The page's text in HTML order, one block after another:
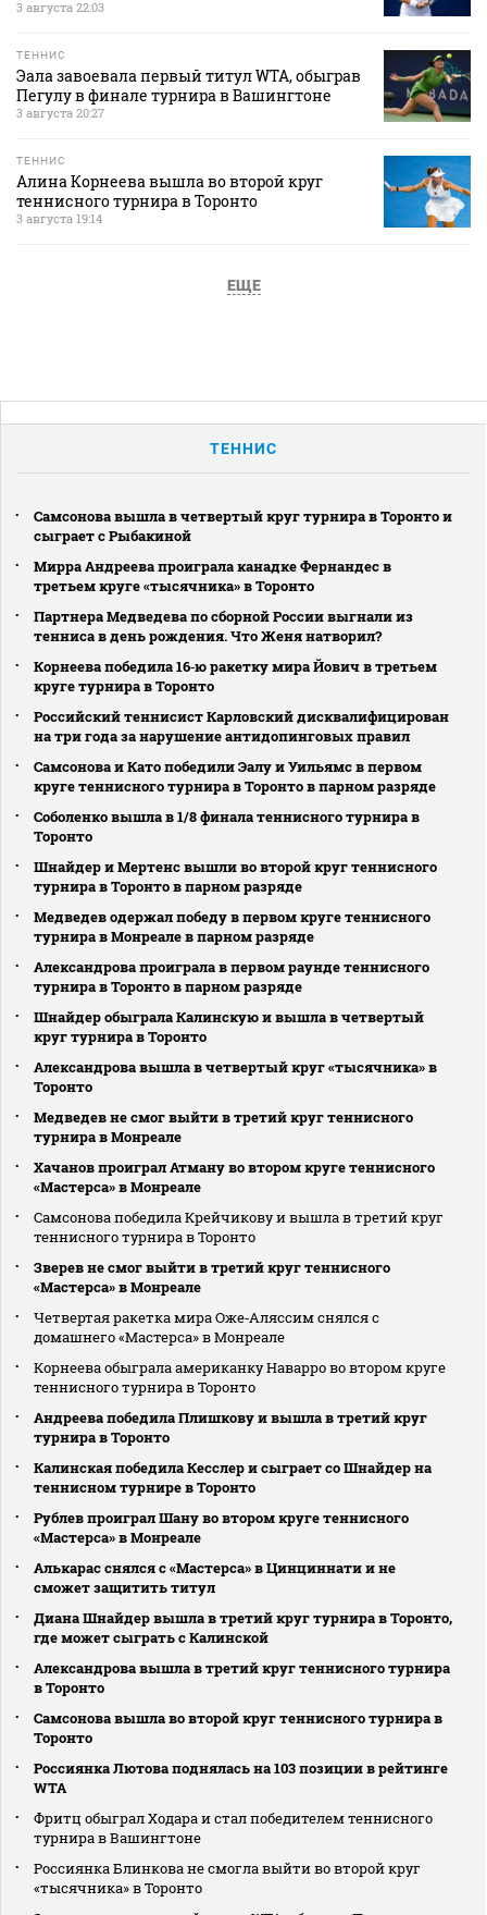
3 августа 22:03
ТЕННИС
Эала завоевала первый титул WTA, обыграв
Пегулу в финале турнира в Вашингтоне
3 августа 20:27
ТЕННИС
Алина Корнеева вышла во второй круг
теннисного турнира в Торонто
3 августа 19:14
ЕЩЕ
ТЕННИС
Самсонова вышла в четвертый круг турнира в Торонто и
сыграет с Рыбакиной
Мирра Андреева проиграла канадке Фернандес в
третьем круге «тысячника» в Торонто
Партнера Медведева по сборной России выгнали из
тенниса в день рождения. Что Женя натворил?
Корнеева победила 16‑ю ракетку мира Йович в третьем
круге турнира в Торонто
Российский теннисист Карловский дисквалифицирован
на три года за нарушение антидопинговых правил
Самсонова и Като победили Эалу и Уильямс в первом
круге теннисного турнира в Торонто в парном разряде
Соболенко вышла в 1/8 финала теннисного турнира в
Торонто
Шнайдер и Мертенс вышли во второй круг теннисного
турнира в Торонто в парном разряде
Медведев одержал победу в первом круге теннисного
турнира в Монреале в парном разряде
Александрова проиграла в первом раунде теннисного
турнира в Торонто в парном разряде
Шнайдер обыграла Калинскую и вышла в четвертый
круг турнира в Торонто
Александрова вышла в четвертый круг «тысячника» в
Торонто
Медведев не смог выйти в третий круг теннисного
турнира в Монреале
Хачанов проиграл Атману во втором круге теннисного
«Мастерса» в Монреале
Самсонова победила Крейчикову и вышла в третий круг
теннисного турнира в Торонто
Зверев не смог выйти в третий круг теннисного
«Мастерса» в Монреале
Четвертая ракетка мира Оже‑Аляссим снялся с
домашнего «Мастерса» в Монреале
Корнеева обыграла американку Наварро во втором круге
теннисного турнира в Торонто
Андреева победила Плишкову и вышла в третий круг
турнира в Торонто
Калинская победила Кесслер и сыграет со Шнайдер на
теннисном турнире в Торонто
Рублев проиграл Шану во втором круге теннисного
«Мастерса» в Монреале
Алькарас снялся с «Мастерса» в Цинциннати и не
сможет защитить титул
Диана Шнайдер вышла в третий круг турнира в Торонто,
где может сыграть с Калинской
Александрова вышла в третий круг теннисного турнира
в Торонто
Самсонова вышла во второй круг теннисного турнира в
Торонто
Россиянка Лютова поднялась на 103 позиции в рейтинге
WTA
Фритц обыграл Ходара и стал победителем теннисного
турнира в Вашингтоне
Россиянка Блинкова не смогла выйти во второй круг
«тысячника» в Торонто